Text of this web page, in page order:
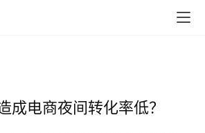
成电商夜间转化率低？